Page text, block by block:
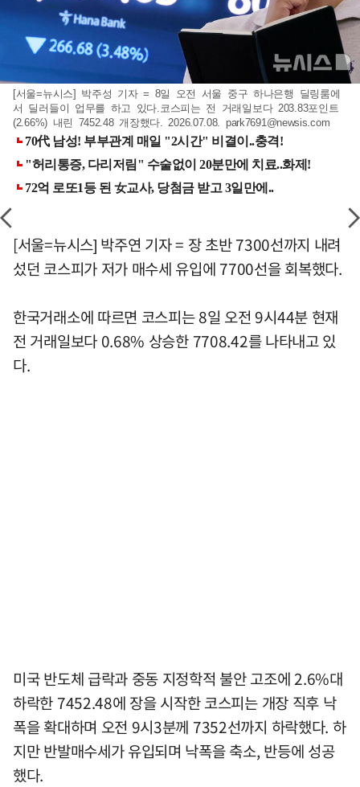
[서울=뉴시스] 박주성 기자 = 8일 오전 서울 중구 하나은행 딜링룸에
서 딜러들이 업무를 하고 있다.코스피는 전 거래일보다 203.83포인트
(2.66%) 내린 7452.48 개장했다. 2026.07.08. park7691@newsis.com
[서울=뉴시스] 박주연 기자 = 장 초반 7300선까지 내려
섰던 코스피가 저가 매수세 유입에 7700선을 회복했다.
한국거래소에 따르면 코스피는 8일 오전 9시44분 현재
전 거래일보다 0.68% 상승한 7708.42를 나타내고 있
다.
미국 반도체 급락과 중동 지정학적 불안 고조에 2.6%대
하락한 7452.48에 장을 시작한 코스피는 개장 직후 낙
폭을 확대하며 오전 9시3분께 7352선까지 하락했다. 하
지만 반발매수세가 유입되며 낙폭을 축소, 반등에 성공
했다.